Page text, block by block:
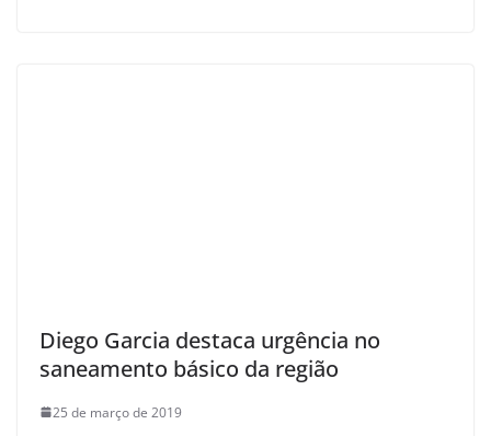
Diego Garcia destaca urgência no
saneamento básico da região
25 de março de 2019